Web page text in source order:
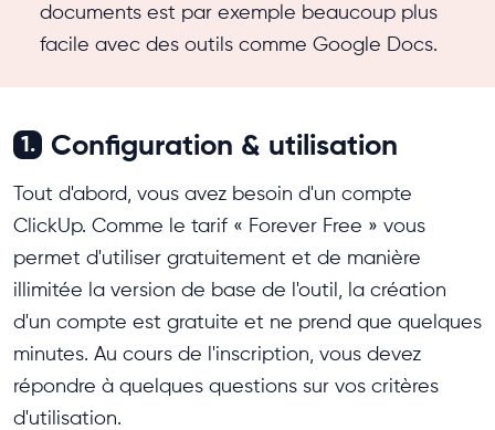
documents est par exemple beaucoup plus
facile avec des outils comme Google Docs.
1. Configuration & utilisation
Tout d'abord, vous avez besoin d'un compte
ClickUp. Comme le tarif « Forever Free » vous
permet d'utiliser gratuitement et de manière
illimitée la version de base de l'outil, la création
d'un compte est gratuite et ne prend que quelques
minutes. Au cours de l'inscription, vous devez
répondre à quelques questions sur vos critères
d'utilisation.